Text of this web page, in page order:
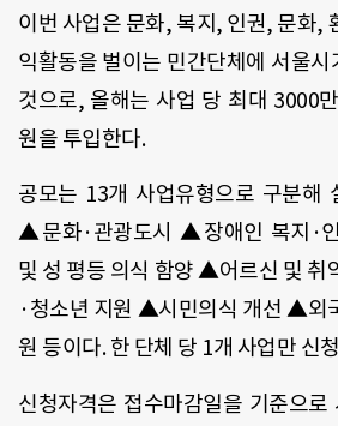
이번 사업은 문화, 복지, 인권, 문화,
익활동을 벌이는 민간단체에 서울
것으로, 올해는 사업 당 최대 3000
원을 투입한다.
공모는 13개 사업유형으로 구분해
▲문화·관광도시 ▲장애인 복지·
및 성 평등 의식 함양 ▲어르신 및
·청소년 지원 ▲시민의식 개선 ▲외
원 등이다. 한 단체 당 1개 사업만 신
신청자격은 접수마감일을 기준으로